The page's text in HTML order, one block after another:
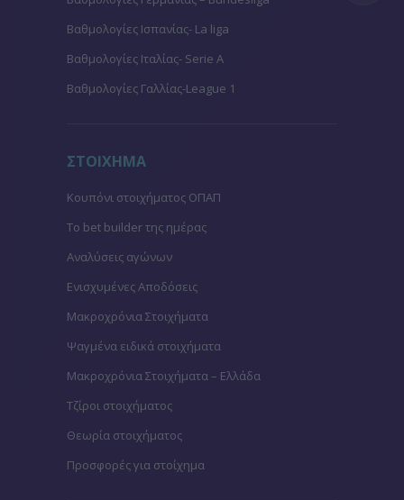
Βαθμολογίες Ισπανίας- La liga
Βαθμολογίες Ιταλίας- Serie A
Βαθμολογίες Γαλλίας-League 1
ΣΤΟΙΧΗΜΑ
Κουπόνι στοιχήματος ΟΠΑΠ
To bet builder της ημέρας
Αναλύσεις αγώνων
Ενισχυμένες Αποδόσεις
Μακροχρόνια Στοιχήματα
Ψαγμένα ειδικά στοιχήματα
Μακροχρόνια Στοιχήματα – Ελλάδα
Τζίροι στοιχήματος
Θεωρία στοιχήματος
Προσφορές για στοίχημα